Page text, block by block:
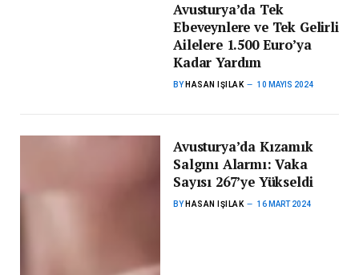
Avusturya’da Tek
Ebeveynlere ve Tek Gelirli
Ailelere 1.500 Euro’ya
Kadar Yardım
BY HASAN IŞILAK 10 MAYIS 2024
Avusturya’da Kızamık
Salgını Alarmı: Vaka
Sayısı 267’ye Yükseldi
BY HASAN IŞILAK 16 MART 2024